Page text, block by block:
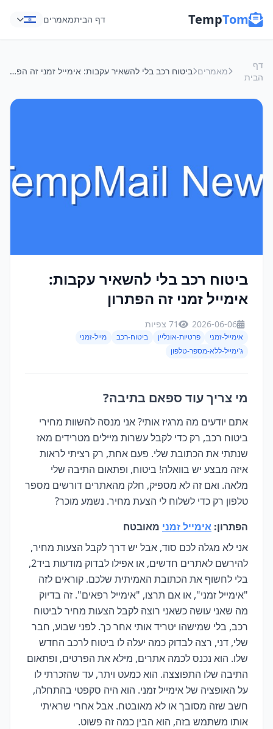
TempTom דף הביתמאמרים
דף
הבית
מאמרים ביטוח רכב בלי להשאיר עקבות: אימייל זמני זה הפתרון
ביטוח רכב בלי להשאיר עקבות:
אימייל זמני זה הפתרון
2026-06-06 71 צפיות
אימייל-זמני פרטיות-אונליין ביטוח-רכב
מייל-זמני
ג'ימייל-ללא-מספר-טלפון
מי צריך עוד ספאם בתיבה?
אתם יודעים מה מרגיז אותי? אני מנסה להשוות מחירי
ביטוח רכב, רק כדי לקבל עשרות מיילים מטרידים מאז
שנתתי את הכתובת שלי. פעם אחת, רק רציתי לראות
איזה מבצע יש בוואלה! ביטוח, ופתאום התיבה שלי
מלאה. ואם זה לא מספיק, חלק מהאתרים דורשים מספר
טלפון רק כדי לשלוח לי הצעת מחיר. נשמע מוכר?
הפתרון: אימייל זמני מאובטח
אני לא מגלה לכם סוד, אבל יש דרך לקבל הצעות מחיר,
להירשם לאתרים חדשים, או אפילו לבדוק מודעות ביד2,
בלי לחשוף את הכתובת האמיתית שלכם. קוראים לזה
"אימייל זמני", או אם תרצו, "אימייל רפאים". זה בדיוק
מה שאני עושה כשאני רוצה לקבל הצעות מחיר לביטוח
רכב, בלי שמישהו יטריד אותי אחר כך. לפני שבוע, חבר
שלי, דני, רצה לבדוק כמה יעלה לו ביטוח לרכב החדש
שלו. הוא נכנס לכמה אתרים, מילא את הפרטים, ופתאום
התיבה שלו התפוצצה. הוא כמעט ויתר, עד שהזכרתי לו
על האופציה של אימייל זמני. הוא היה סקפטי בהתחלה,
חשב שזה מסובך או לא מאובטח. אבל אחרי שראיתי
אותו משתמש בזה, הוא הבין כמה זה פשוט.